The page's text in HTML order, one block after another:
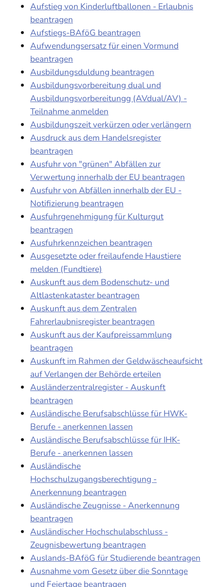
Aufstieg von Kinderluftballonen - Erlaubnis
beantragen
Aufstiegs-BAföG beantragen
Aufwendungsersatz für einen Vormund
beantragen
Ausbildungsduldung beantragen
Ausbildungsvorbereitung dual und
Ausbildungsvorbereitungg (AVdual/AV) -
Teilnahme anmelden
Ausbildungszeit verkürzen oder verlängern
Ausdruck aus dem Handelsregister
beantragen
Ausfuhr von "grünen" Abfällen zur
Verwertung innerhalb der EU beantragen
Ausfuhr von Abfällen innerhalb der EU -
Notifizierung beantragen
Ausfuhrgenehmigung für Kulturgut
beantragen
Ausfuhrkennzeichen beantragen
Ausgesetzte oder freilaufende Haustiere
melden (Fundtiere)
Auskunft aus dem Bodenschutz- und
Altlastenkataster beantragen
Auskunft aus dem Zentralen
Fahrerlaubnisregister beantragen
Auskunft aus der Kaufpreissammlung
beantragen
Auskunft im Rahmen der Geldwäscheaufsicht
auf Verlangen der Behörde erteilen
Ausländerzentralregister - Auskunft
beantragen
Ausländische Berufsabschlüsse für HWK-
Berufe - anerkennen lassen
Ausländische Berufsabschlüsse für IHK-
Berufe - anerkennen lassen
Ausländische
Hochschulzugangsberechtigung -
Anerkennung beantragen
Ausländische Zeugnisse - Anerkennung
beantragen
Ausländischer Hochschulabschluss -
Zeugnisbewertung beantragen
Auslands-BAföG für Studierende beantragen
Ausnahme vom Gesetz über die Sonntage
und Feiertage beantragen